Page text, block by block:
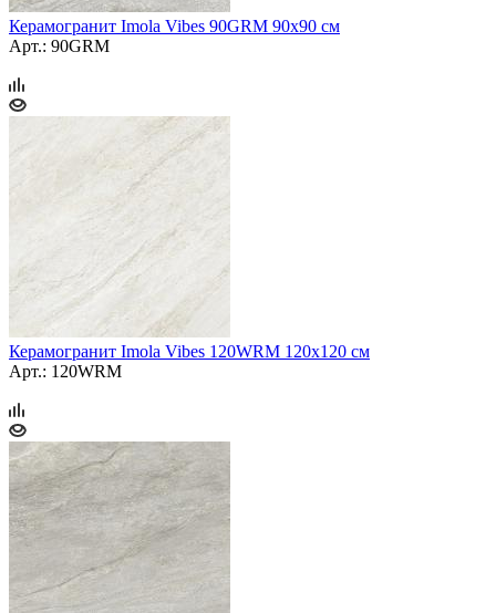
Керамогранит Imola Vibes 90GRM 90x90 см
Арт.: 90GRM
Керамогранит Imola Vibes 120WRM 120x120 см
Арт.: 120WRM